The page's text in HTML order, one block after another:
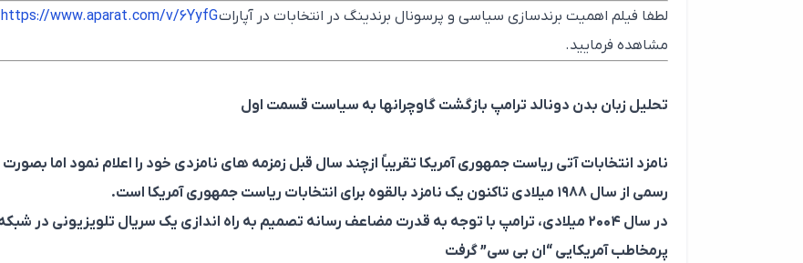
لطفا فیلم اهمیت برندسازی سیاسی و پرسونال برندینگ در انتخابات در آپاراتhttps://www.aparat.com/v/6YyfG
مشاهده فرمایید.
تحلیل زبان بدن دونالد ترامپ بازگشت گاوچرانها به سیاست قسمت اول
نامزد انتخابات آتی ریاست جمهوری آمریکا تقریباً ازچند سال قبل زمزمه های نامزدی خود را اعلام نمود اما بصورت
رسمی از سال ۱۹۸۸ میلادی تاکنون یک نامزد بالقوه برای انتخابات ریاست جمهوری آمریکا است.
در سال ۲۰۰۴ میلادی، ترامپ با توجه به قدرت مضاعف رسانه تصمیم به راه اندازی یک سریال تلویزیونی در شبکه
پرمخاطب آمریکایی “ان بی سی” گرفت